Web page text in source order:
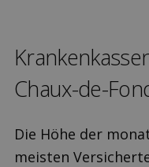
Chaux-de-
Die Höhe der
meisten